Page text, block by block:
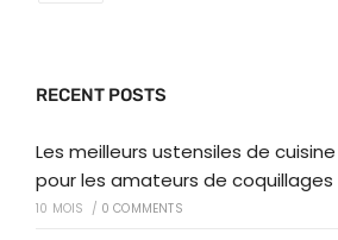
RECENT POSTS
Les meilleurs ustensiles de
pour les amateurs de coquillages
10 MOIS / 0 COMMENTS